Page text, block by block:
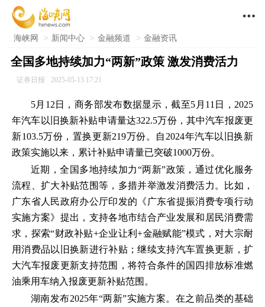

海峡网 > 新闻中心 > 金融频道 > 金融资讯
全国多地持续加力“两新”政策 激发消费活力
证券日报 2025-05-13 17:21
5月12日，商务部发布数据显示，截至5月11日，2025
年汽车以旧换新补贴申请量达322.5万份，其中汽车报废更
新103.5万份，置换更新219万份。自2024年汽车以旧换新
政策实施以来，累计补贴申请量已突破1000万份。
近期，全国多地持续加力“两新”政策，通过优化服务
流程、扩大补贴范围等，多措并举激发消费活力。比如，
广东省人民政府办公厅印发的《广东省提振消费专项行动
实施方案》提出，支持各地市结合产业发展和居民消费需
求，探索“财政补贴+企业让利+金融赋能”模式，对大宗耐
用消费品以旧换新进行补贴；继续支持汽车置换更新，扩
大汽车报废更新支持范围，将符合条件的国四排放标准燃
油乘用车纳入报废更新补贴范围。
湖南发布2025年“两新”实施方案。在之前品类的基础